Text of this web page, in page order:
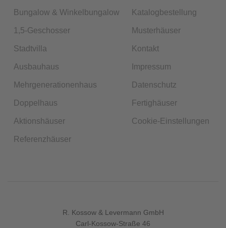
Bungalow & Winkelbungalow
1,5-Geschosser
Stadtvilla
Ausbauhaus
Mehrgenerationenhaus
Doppelhaus
Aktionshäuser
Referenzhäuser
Katalogbestellung
Musterhäuser
Kontakt
Impressum
Datenschutz
Fertighäuser
Cookie-Einstellungen
R. Kossow & Levermann GmbH
Carl-Kossow-Straße 46